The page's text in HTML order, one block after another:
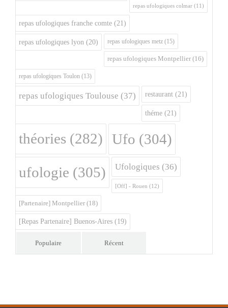
repas ufologiques colmar (11)
repas ufologiques franche comte (21)
repas ufologiques lyon (20) repas ufologiques metz (15)
repas ufologiques Montpellier (16)
repas ufologiques Toulon (13)
repas ufologiques Toulouse (37) restaurant (21)
théme (21)
théories (282) Ufo (304)
ufologie (305) Ufologiques (36)
[Off] - Rouen (12)
[Partenaire] Montpellier (18)
[Repas Partenaire] Buenos-Aires (19)
Populaire Récent